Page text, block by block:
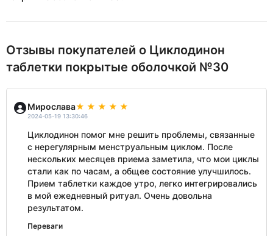
Отзывы покупателей о Циклодинон
таблетки покрытые оболочкой №30
Мирослава
2024-05-19 13:30:46
Циклодинон помог мне решить проблемы, связанные
с нерегулярным менструальным циклом. После
нескольких месяцев приема заметила, что мои циклы
стали как по часам, а общее состояние улучшилось.
Прием таблетки каждое утро, легко интегрировались
в мой ежедневный ритуал. Очень довольна
результатом.
Переваги